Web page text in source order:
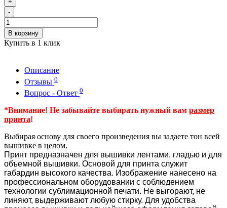
-
В корзину
Купить в 1 клик
Описание
Отзывы 0
Вопрос - Ответ 0
*Внимание! Не забывайте выбирать нужный вам размер
принта!
Выбирая основу для своего произведения вы задаете тон всей
вышивке в целом.
Принт предназначен для вышивки лентами, гладью и для
объемной вышивки. Основой для принта служит
габардин высокого качества. Изображение нанесено на
профессиональном оборудовании с соблюдением
технологии сублимационной печати. Не выгорают, не
линяют, выдерживают любую стирку. Для удобства